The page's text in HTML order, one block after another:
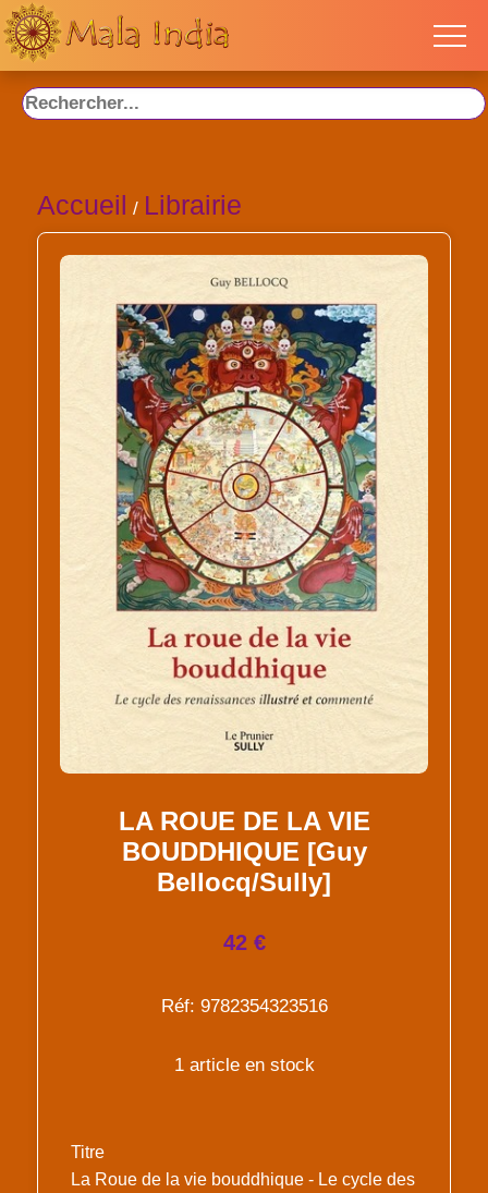
Accueil / Librairie
LA ROUE DE LA VIE
BOUDDHIQUE [Guy
Bellocq/Sully]
42 €
Réf: 9782354323516
1 article en stock
Titre
La Roue de la vie bouddhique - Le cycle des